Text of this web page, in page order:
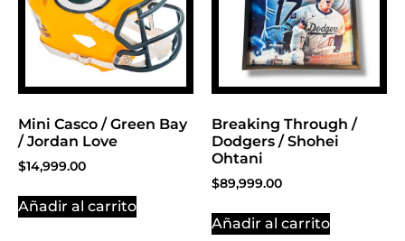
Mini Casco / Green Bay
/ Jordan Love
$14,999.00
Añadir al carrito
Breaking Through /
Dodgers / Shohei
Ohtani
$89,999.00
Añadir al carrito